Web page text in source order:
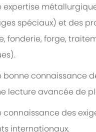
expertise
spéciaux) et des
fonderie, forge,
connaissance
lecture avancée de
connaissance des
internationaux.